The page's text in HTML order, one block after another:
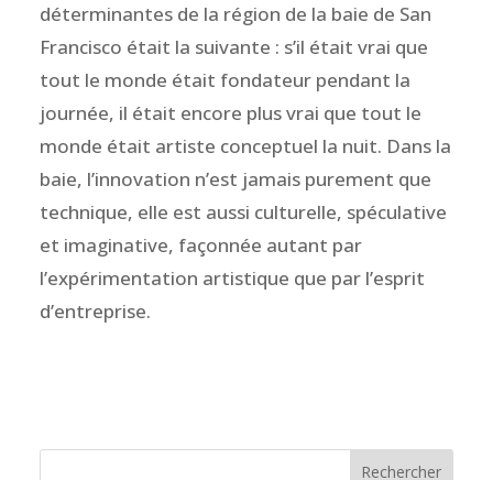
déterminantes de la région de la baie de San
Francisco était la suivante : s’il était vrai que
tout le monde était fondateur pendant la
journée, il était encore plus vrai que tout le
monde était artiste conceptuel la nuit. Dans la
baie, l’innovation n’est jamais purement que
technique, elle est aussi culturelle, spéculative
et imaginative, façonnée autant par
l’expérimentation artistique que par l’esprit
d’entreprise.